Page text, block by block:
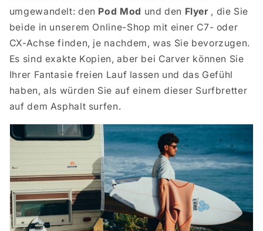
umgewandelt: den Pod Mod und den Flyer , die Sie
beide in unserem Online-Shop mit einer C7- oder
CX-Achse finden, je nachdem, was Sie bevorzugen.
Es sind exakte Kopien, aber bei Carver können Sie
Ihrer Fantasie freien Lauf lassen und das Gefühl
haben, als würden Sie auf einem dieser Surfbretter
auf dem Asphalt surfen.